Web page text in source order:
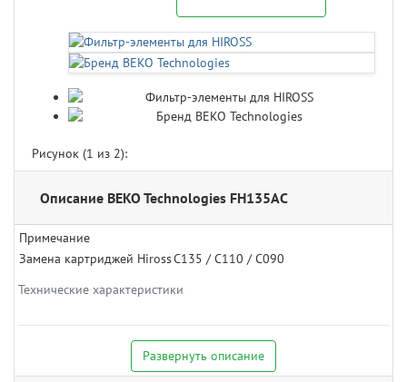
Рисунок (1 из 2):
Описание BEKO Technologies FH135AC
Технические характеристики
Примечание
Замена картриджей HirossC135 / C110 / C090
Развернуть описание